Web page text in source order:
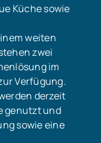
Küche sowie
weiten
zwei
im
Verfügung.
derzeit
genutzt und
sowie eine